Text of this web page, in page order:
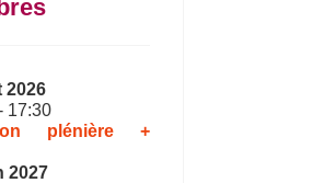
2026
17:30
plénière +
2027